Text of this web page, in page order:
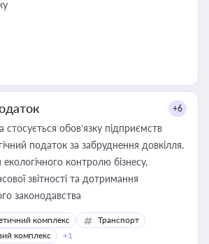
+6
стосується обов’язку підприємств
податок за забруднення довкілля.
контролю бізнесу,
звітності та дотримання
законодавства
комплекс
Транспорт
комплекс
+1